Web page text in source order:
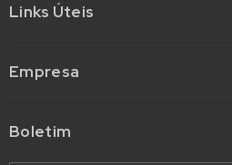
Links Úteis
Empresa
Boletim